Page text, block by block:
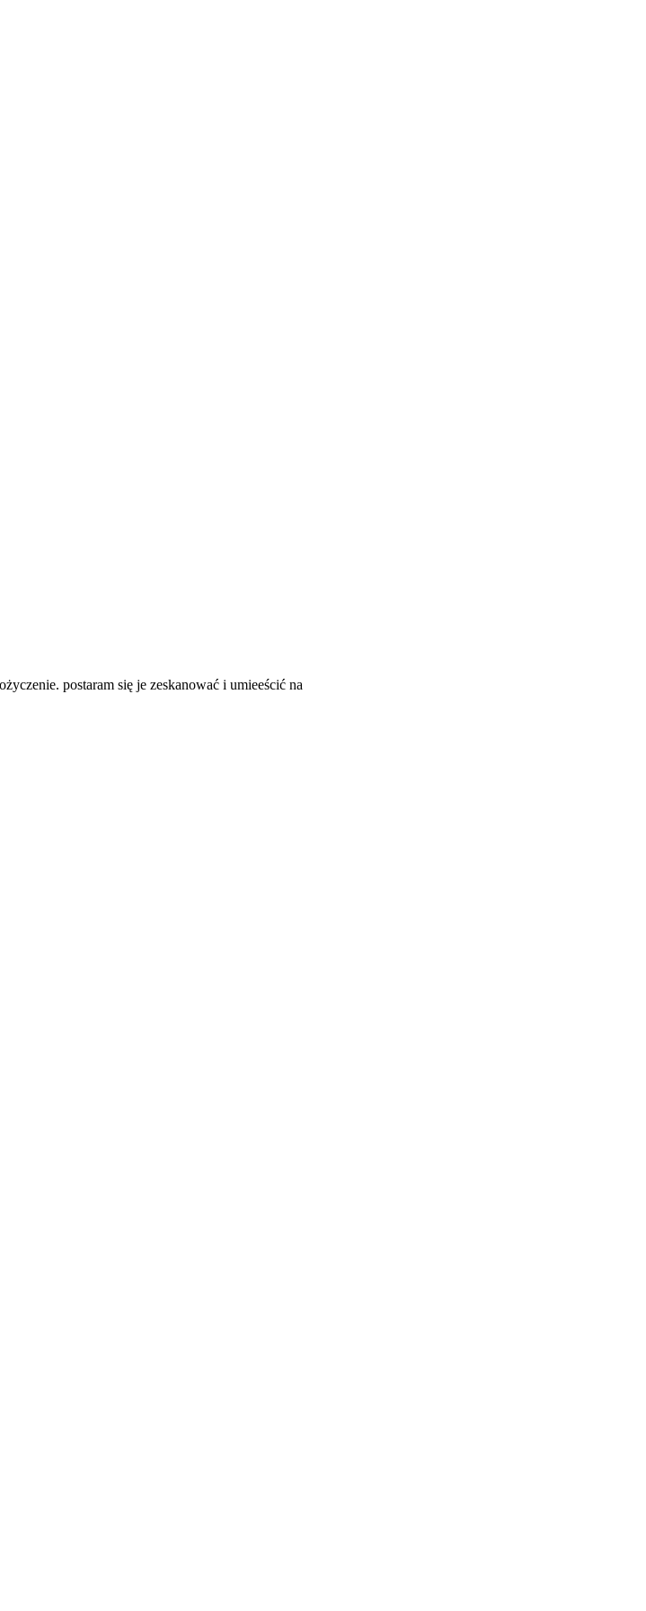
postaram się je zeskanować i umieeścić na